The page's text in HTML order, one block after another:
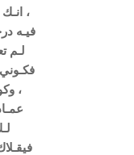
،
فيـه
لـم
،